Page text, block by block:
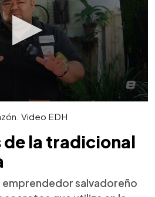
Video EDH
de la tradicional
emprendedor salvadoreño